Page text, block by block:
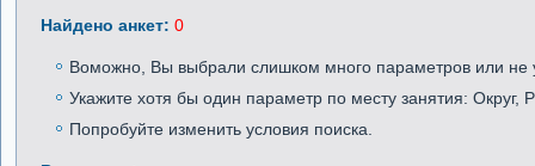
Найдено анкет: 0
Воможно, Вы выбрали слишком много параметров или не
Укажите хотя бы один параметр по месту занятия: Округ,
Попробуйте изменить условия поиска.